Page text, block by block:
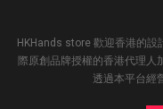
HKHands store 歡迎香港的設
際原創品牌授權的香港代理人
透過本平台經